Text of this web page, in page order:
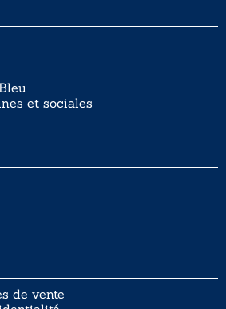
et sociales
de vente